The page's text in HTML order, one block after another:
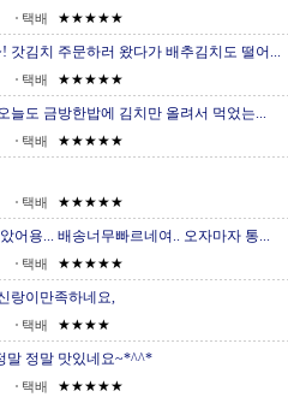
택배
★★★★★
갓김치 주문하러 왔다가 배추김치도 떨어...
택배
★★★★★
늘도 금방한밥에 김치만 올려서 먹었는...
택배
★★★★★
택배
★★★★★
어용... 배송너무빠르네여.. 오자마자 통...
택배
★★★★★
랑이만족하네요,
택배
★★★★
말 정말 맛있네요~*^^*
택배
★★★★★